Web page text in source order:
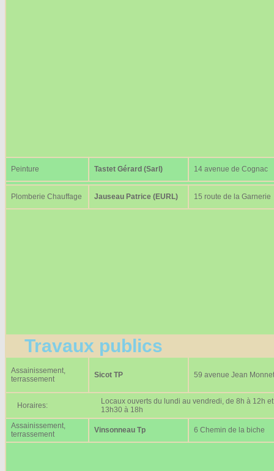
Peinture Tastet Gérard (Sarl) 14 avenue de Cognac
Plomberie Chauffage Jauseau Patrice (EURL) 15 route de la Garnerie
Travaux publics
Assainissement,
terrassement
Sicot TP 59 avenue Jean Monnet
Horaires:
Locaux ouverts du lundi au vendredi, de 8h à 12h
13h30 à 18h
Assainissement,
terrassement
Vinsonneau Tp 6 Chemin de la biche